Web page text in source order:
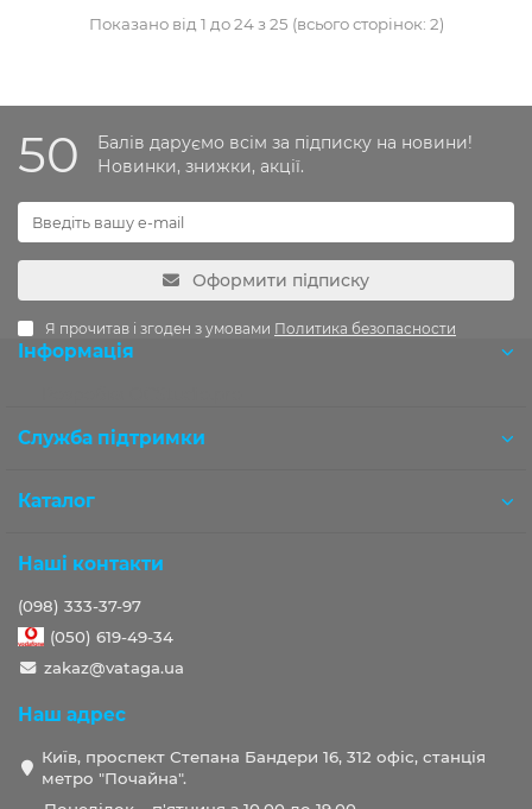
Показано від 1 до 24 з 25 (всього сторінок: 2)
50
Балів даруємо всім за підписку на новини!
Новинки, знижки, акції.
Оформити підписку
Я прочитав і згоден з умовами Политика безопасности
Інформація
Служба підтримки
Каталог
Наші контакти
(098) 333-37-97
(050) 619-49-34
zakaz@vataga.ua
Наш адрес
Київ, проспект Степана Бандери 16, 312 офіс, станція
метро "Почайна".